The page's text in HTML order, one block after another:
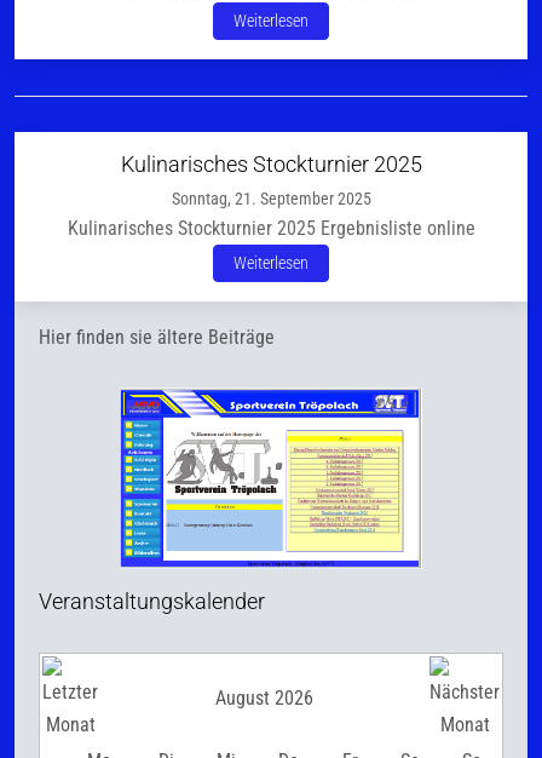
Weiterlesen
Kulinarisches Stockturnier 2025
Sonntag, 21. September 2025
Kulinarisches Stockturnier 2025 Ergebnisliste online
Weiterlesen
Hier finden sie ältere Beiträge
Veranstaltungskalender
August 2026